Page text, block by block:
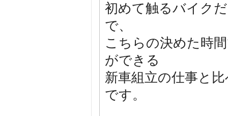
初めて触るバイク
で、
こちらの決めた時
ができる
新車組立の仕事と
です。